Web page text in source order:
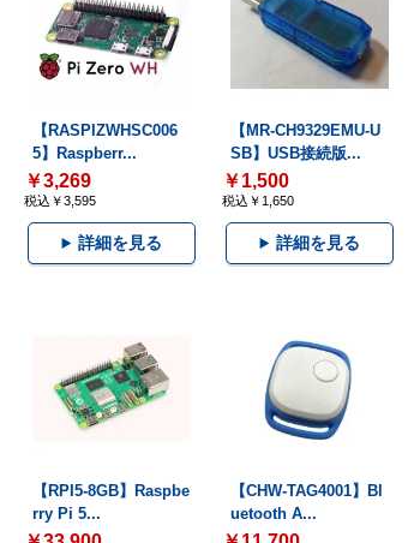
【RASPIZWHSC006
5】Raspberr...
￥3,269
税込￥3,595
詳細を見る
【MR-CH9329EMU-U
SB】USB接続版...
￥1,500
税込￥1,650
詳細を見る
【RPI5-8GB】Raspbe
rry Pi 5...
【CHW-TAG4001】Bl
uetooth A...